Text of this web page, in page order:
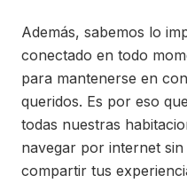
Además, sabemos lo
conectado en todo
para mantenerse en
queridos. Es por eso
todas nuestras
navegar por internet
compartir tus